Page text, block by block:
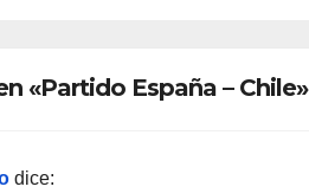
«Partido España – Chile»
dice: